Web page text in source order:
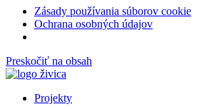
Zásady používania súborov cookie
Ochrana osobných údajov
Preskočiť na obsah
Projekty